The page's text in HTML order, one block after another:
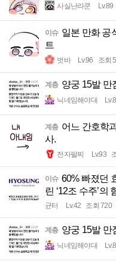
사실난라쿤 Lv.89
이슈 일본 만화 공
트
벗바 Lv.96 조회
계층 양궁 15발 만
닉네임해야대
계층 어느 간호학
사.
전자팔찌 Lv.93
이슈 60% 빠졌던
린 ‘12조 수주’의
균터 Lv.42 조회 720
계층 양궁 15발 만
닉네임해야대